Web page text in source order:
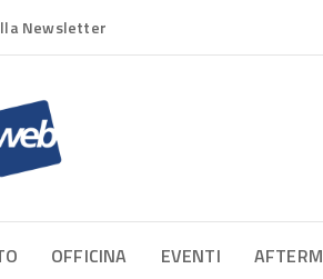
Newsletter
OFFICINA EVENTI